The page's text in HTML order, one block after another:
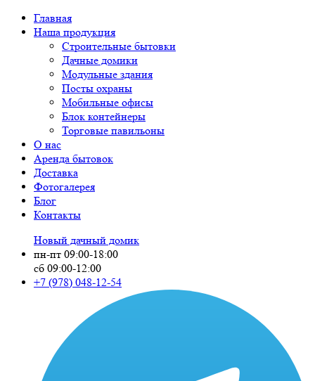
Главная
Наша продукция
Строительные бытовки
Дачные домики
Модульные здания
Посты охраны
Мобильные офисы
Блок контейнеры
Торговые павильоны
О нас
Аренда бытовок
Доставка
Фотогалерея
Блог
Контакты
Новый дачный домик
пн-пт 09:00-18:00
сб 09:00-12:00
+7 (978) 048-12-54